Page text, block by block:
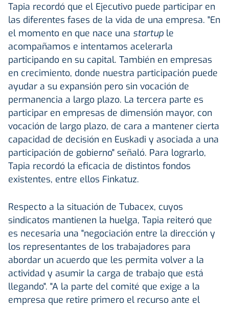
Tapia recordó que el Ejecutivo puede participar en
las diferentes fases de la vida de una empresa. "En
el momento en que nace una startup le
acompañamos e intentamos acelerarla
participando en su capital. También en empresas
en crecimiento, donde nuestra participación puede
ayudar a su expansión pero sin vocación de
permanencia a largo plazo. La tercera parte es
participar en empresas de dimensión mayor, con
vocación de largo plazo, de cara a mantener cierta
capacidad de decisión en Euskadi y asociada a una
participación de gobierno" señaló. Para lograrlo,
Tapia recordó la eficacia de distintos fondos
existentes, entre ellos Finkatuz.
Respecto a la situación de Tubacex, cuyos
sindicatos mantienen la huelga, Tapia reiteró que
es necesaria una "negociación entre la dirección y
los representantes de los trabajadores para
abordar un acuerdo que les permita volver a la
actividad y asumir la carga de trabajo que está
llegando". "A la parte del comité que exige a la
empresa que retire primero el recurso ante el